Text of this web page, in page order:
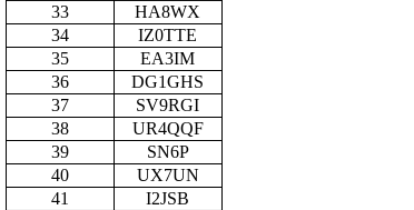
33
HA8WX
34
IZ0TTE
35
EA3IM
36
DG1GHS
37
SV9RGI
38
UR4QQF
39
SN6P
40
UX7UN
41
I2JSB